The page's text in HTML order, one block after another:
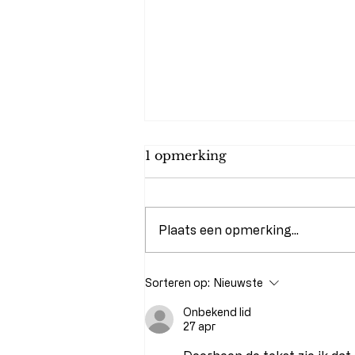
Bruidskapsel Trends 2026
1 opmerking
Plaats een opmerking...
Sorteren op: Nieuwste
Onbekend lid
27 apr